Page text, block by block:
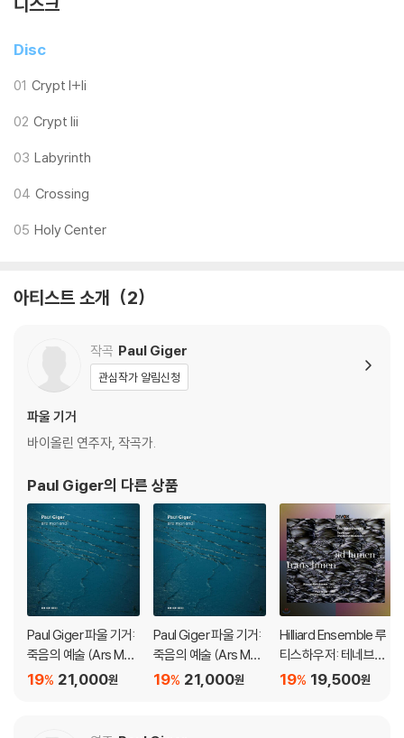
기기 문제로 인해 발생하는 재생 불량 현상에 대해서는 반품/교환이 불가
2) 디스크는 정전기와 먼지로 인해 재생이 원활하지 않은 경우가 있습니
3) 바늘에 먼지가 쌓이는 경우에도 재생이 원활하지 않을 수 있습니다.
※ 디스크 외관 불량
1) 열을 가하여 제작하는 바이닐 공정 특성상 디스크 표면이 미세하게 울
재생이 불안정한 경우 스태빌라이저를 사용하시면 좀 더 안정적인 재생이
지되도록 디스크 센터 홀 구경이 작게 제작되는 경우가 있습니다. 턴테이
하시면 해결됩니다.
3) 디스크에 미세한 잔 흠집이 남아있거나 인쇄 면이 깨끗하지 않은 경우
가 있으며, 이는 상품의 불량이 아닙니다. 단, 재생에 이상이 있는 경우에는
불량으로 인한 반품/교환이 가능합니다
※ 컬러 디스크
1) 컬러 디스크는 웹 이미지와 실제 색상이 차이가 날 수 있습니다.
2) 컬러 디스크의 특성상 제작 공정시 앨범마다 색상 차이가 나는 경우도
있습니다.
3) 컬러 디스크는 제작 과정에서 다른 색상 염료가 섞여 얼룩과 번짐, 반점
등이 발생할 수 있습니다.
※ 반품/교환 안내
상을 요청할 수 있으며, 동영상이 없는 경우 반품/교환이 제한될 수 있습니
관련 사진과 동영상 및 재생 기기 모델명을 첨부하여 첨부하여 고객센터에
Disc
01 Crypt I+Ii
02 Crypt Iii
03 Labyrinth
04 Crossing
05 Holy Center
아티스트 소개 2
작곡 Paul Giger
관심작가 알림신청
파울 기거
바이올린 연주자, 작곡가.
Paul Giger의 다른 상품
Paul Giger 파울 기거:
죽음의 예술 (Ars Mori
endi) 21,000원
19%
Paul Giger 파울 기거:
죽음의 예술 (Ars Mori
endi) 21,000원
19%
Hilliard Ensemble 루
티스하우저: 테네브레
/ 기거: 페르트 엠 흐루
19,500원
19%